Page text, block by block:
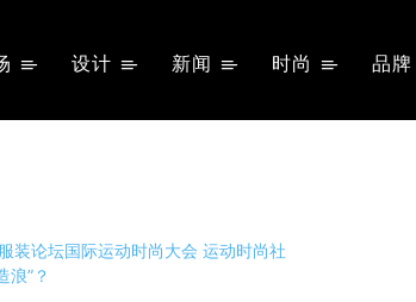
设计 新闻 时尚 品牌